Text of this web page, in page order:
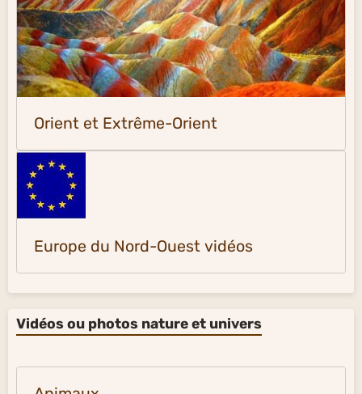
Orient et Extrême-Orient
Europe du Nord-Ouest vidéos
Vidéos ou photos nature et univers